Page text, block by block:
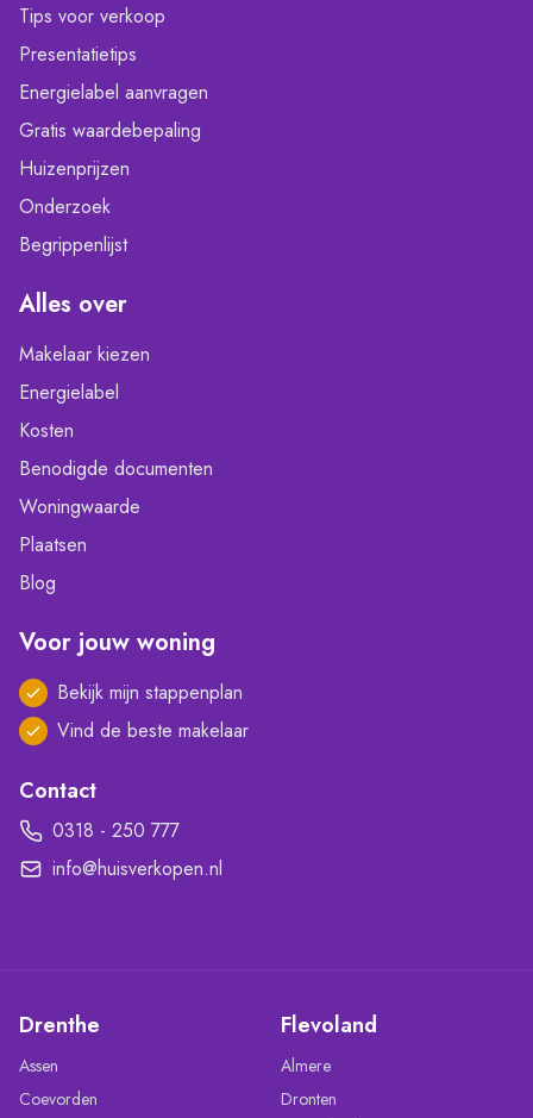
Tips voor verkoop
Presentatietips
Energielabel aanvragen
Gratis waardebepaling
Huizenprijzen
Onderzoek
Begrippenlijst
Alles over
Makelaar kiezen
Energielabel
Kosten
Benodigde documenten
Woningwaarde
Plaatsen
Blog
Voor jouw woning
Bekijk mijn stappenplan
Vind de beste makelaar
Contact
0318 - 250 777
info@huisverkopen.nl
Drenthe
Assen
Coevorden
Flevoland
Almere
Dronten